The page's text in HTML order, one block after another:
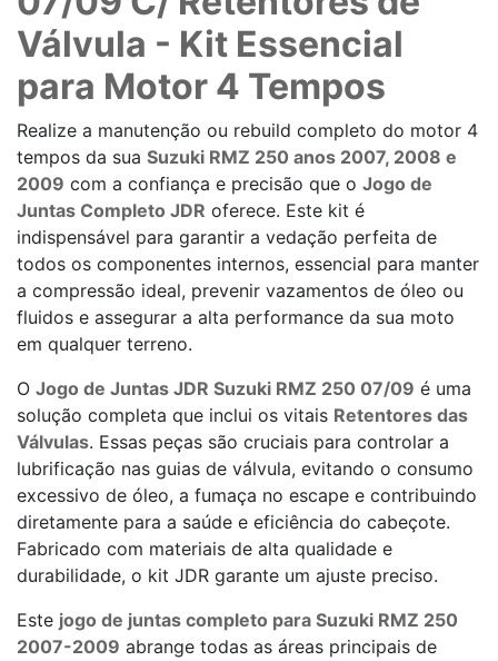
Válvula - Kit Essencial
para Motor 4 Tempos
Realize a manutenção ou rebuild completo do motor 4
tempos da sua Suzuki RMZ 250 anos 2007, 2008 e
2009 com a confiança e precisão que o Jogo de
Juntas Completo JDR oferece. Este kit é
indispensável para garantir a vedação perfeita de
todos os componentes internos, essencial para manter
a compressão ideal, prevenir vazamentos de óleo ou
fluidos e assegurar a alta performance da sua moto
em qualquer terreno.
O Jogo de Juntas JDR Suzuki RMZ 250 07/09 é uma
solução completa que inclui os vitais Retentores das
Válvulas. Essas peças são cruciais para controlar a
lubrificação nas guias de válvula, evitando o consumo
excessivo de óleo, a fumaça no escape e contribuindo
diretamente para a saúde e eficiência do cabeçote.
Fabricado com materiais de alta qualidade e
durabilidade, o kit JDR garante um ajuste preciso.
Este jogo de juntas completo para Suzuki RMZ 250
2007-2009 abrange todas as áreas principais de